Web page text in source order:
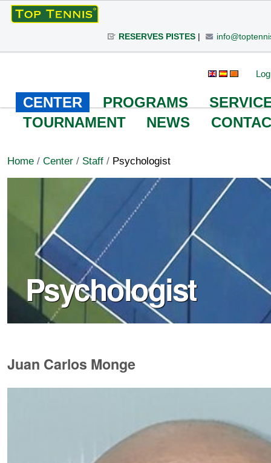
Skip
to
|
navigation
RESERVES PISTES|
CENTER PROGRAMS
TOURNAMENT
NEWS
Home / Center / Staff / Psychologist
Psychologist
Juan Carlos Monge